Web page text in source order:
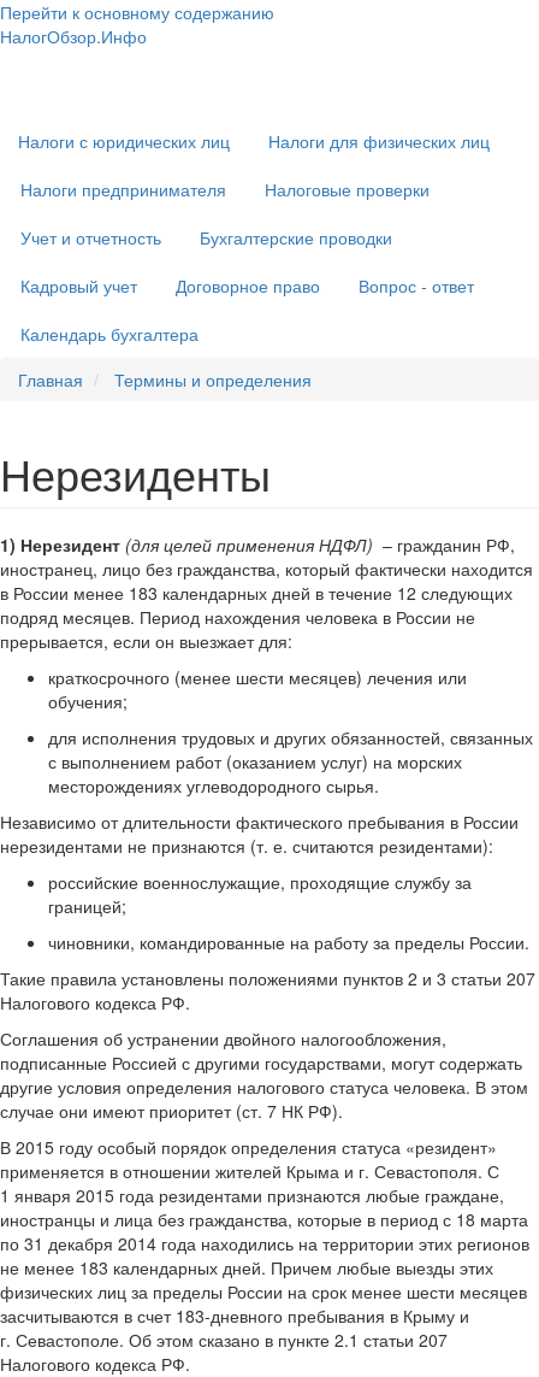
Перейти к основному содержанию
НалогОбзор.Инфо
Налоги с юридических лиц
Налоги для физических лиц
Налоги предпринимателя
Налоговые проверки
Учет и отчетность
Бухгалтерские проводки
Кадровый учет
Договорное право
Вопрос - ответ
Календарь бухгалтера
Главная
Термины и определения
Нерезиденты
1) Нерезидент (для целей применения НДФЛ) – гражданин РФ,
иностранец, лицо без гражданства, который фактически находится
в России менее 183 календарных дней в течение 12 следующих
подряд месяцев. Период нахождения человека в России не
прерывается, если он выезжает для:
краткосрочного (менее шести месяцев) лечения или
обучения;
для исполнения трудовых и других обязанностей, связанных
с выполнением работ (оказанием услуг) на морских
месторождениях углеводородного сырья.
Независимо от длительности фактического пребывания в России
нерезидентами не признаются (т. е. считаются резидентами):
российские военнослужащие, проходящие службу за
границей;
чиновники, командированные на работу за пределы России.
Такие правила установлены положениями пунктов 2 и 3 статьи 207
Налогового кодекса РФ.
Соглашения об устранении двойного налогообложения,
подписанные Россией с другими государствами, могут содержать
другие условия определения налогового статуса человека. В этом
случае они имеют приоритет (ст. 7 НК РФ).
В 2015 году особый порядок определения статуса «резидент»
применяется в отношении жителей Крыма и г. Севастополя. С
1 января 2015 года резидентами признаются любые граждане,
иностранцы и лица без гражданства, которые в период с 18 марта
по 31 декабря 2014 года находились на территории этих регионов
не менее 183 календарных дней. Причем любые выезды этих
физических лиц за пределы России на срок менее шести месяцев
засчитываются в счет 183-дневного пребывания в Крыму и
г. Севастополе. Об этом сказано в пункте 2.1 статьи 207
Налогового кодекса РФ.